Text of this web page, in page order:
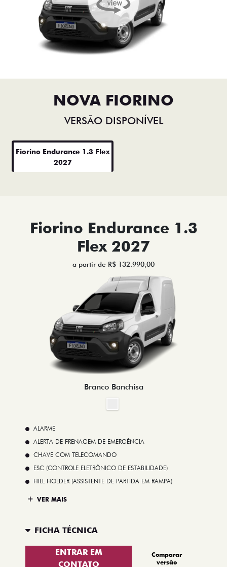
NOVA FIORINO
VERSÃO DISPONÍVEL
Fiorino Endurance 1.3 Flex
2027
Fiorino Endurance 1.3
Flex 2027
a partir de R$ 132.990,00
Branco Banchisa
ALARME
ALERTA DE FRENAGEM DE EMERGÊNCIA
CHAVE COM TELECOMANDO
ESC (CONTROLE ELETRÔNICO DE ESTABILIDADE)
HILL HOLDER (ASSISTENTE DE PARTIDA EM RAMPA)
VER MAIS
FICHA TÉCNICA
ENTRAR EM
CONTATO
Comparar
versão